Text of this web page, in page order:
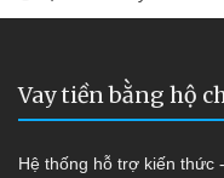
Vay tiền bằng hộ
Hệ thống hỗ trợ kiến thức